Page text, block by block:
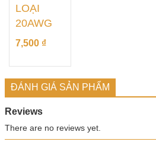
LOẠI
20AWG
7,500 ₫
ĐÁNH GIÁ SẢN PHẨM
Reviews
There are no reviews yet.